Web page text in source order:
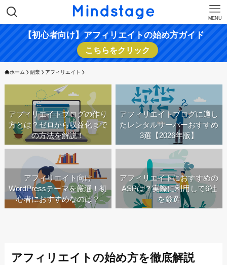
MENU
【初心者向け】アフィリエイトの始め方ガイド
こちらをクリック
ホーム 副業 アフィリエイト
アフィリエイトブログの作り
方とは？ゼロから収益化まで
の方法を解説！
アフィリエイトブログに適し
たレンタルサーバーおすすめ
3選【2026年版】
アフィリエイト向け
WordPressテーマを厳選！初
心者におすすめなのは？
アフィリエイトにおすすめの
ASPは？実際に利用して6社
を厳選
アフィリエイトの始め方を徹底解説